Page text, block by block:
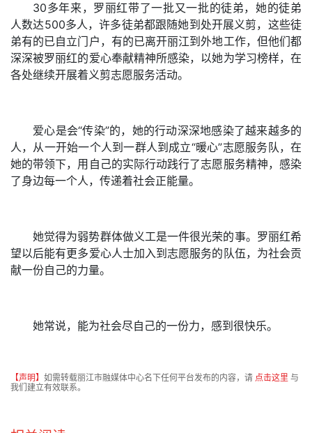
30多年来，罗丽红带了一批又一批的徒弟，她的徒弟
人数达500多人，许多徒弟都跟随她到处开展义剪，这些徒
弟有的已自立门户，有的已离开丽江到外地工作，但他们都
深深被罗丽红的爱心奉献精神所感染，以她为学习榜样，在
各处继续开展着义剪志愿服务活动。
爱心是会“传染”的，她的行动深深地感染了越来越多的
人，从一开始一个人到一群人到成立“暖心”志愿服务队，在
她的带领下，用自己的实际行动践行了志愿服务精神，感染
了身边每一个人，传递着社会正能量。
她觉得为弱势群体做义工是一件很光荣的事。罗丽红希
望以后能有更多爱心人士加入到志愿服务的队伍，为社会贡
献一份自己的力量。
她常说，能为社会尽自己的一份力，感到很快乐。
【声明】 如需转载丽江市融媒体中心名下任何平台发布的内容，请 点击这里 与
我们建立有效联系。